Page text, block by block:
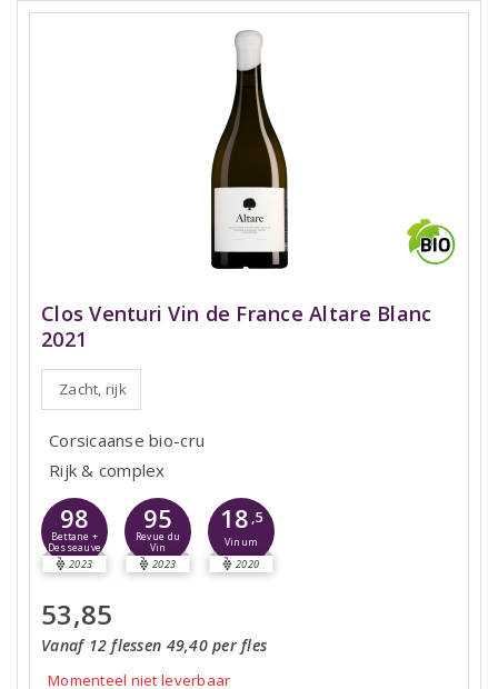
Clos Venturi Vin de France Altare Blanc
2021
Zacht, rijk
Corsicaanse bio-cru
Rijk & complex
98
Bettane +
Desseauve
2023
95
Revue du
Vin
2023
18,5
Vinum
2020
53,85
Vanaf 12 flessen 49,40 per fles
Momenteel niet leverbaar